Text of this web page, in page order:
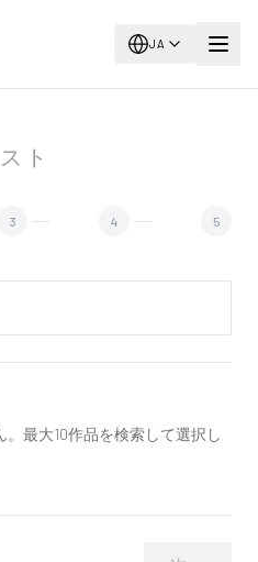
JA
ト
3 4 5
最大10作品を検索して選択し